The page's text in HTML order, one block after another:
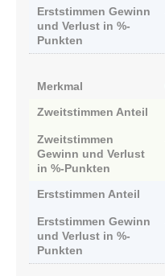
Erststimmen Gewinn
und Verlust in %-
Punkten
Merkmal
Zweitstimmen Anteil
Zweitstimmen
Gewinn und Verlust
in %-Punkten
Erststimmen Anteil
Erststimmen Gewinn
und Verlust in %-
Punkten